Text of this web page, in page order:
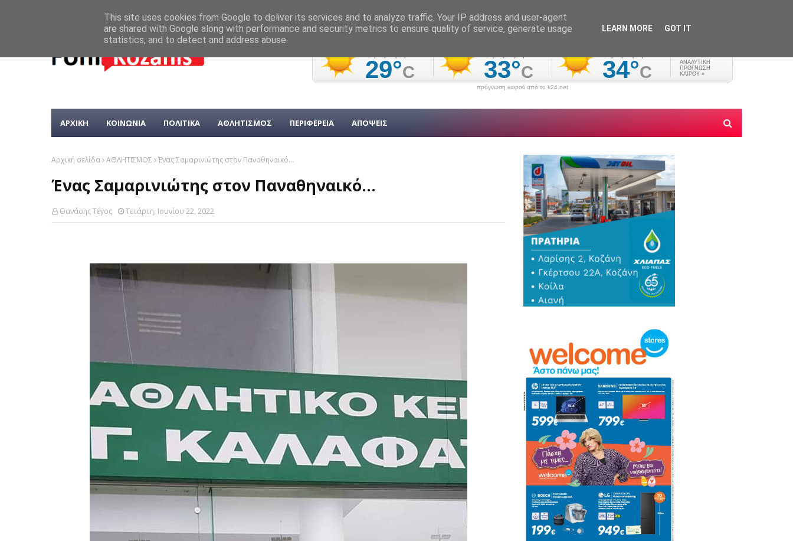
πρόγνωση καιρού από το k24.net
ΑΡΧΙΚΗ ΚΟΙΝΩΝΙΑ ΠΟΛΙΤΙΚΑ ΑΘΛΗΤΙΣΜΟΣ ΠΕΡΙΦΕΡΕΙΑ ΑΠΟΨΕΙΣ
Αρχική σελίδα ΑΘΛΗΤΙΣΜΟΣ Ένας Σαμαρινιώτης στον Παναθηναικό...
Ένας Σαμαρινιώτης στον Παναθηναικό...
Θανάσης Τέγος Τετάρτη, Ιουνίου 22, 2022
This site uses cookies from Google to deliver its services and to analyze traffic. Your IP address and user-agent
are shared with Google along with performance and security metrics to ensure quality of service, generate usage
statistics, and to detect and address abuse.
LEARN MORE GOT IT